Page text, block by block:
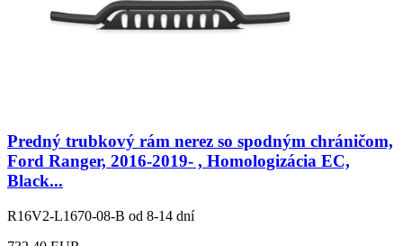
Predný trubkový rám nerez so spodným chráničom,
Ford Ranger, 2016-2019- , Homologizácia EC,
Black...
R16V2-L1670-08-B od 8-14 dní